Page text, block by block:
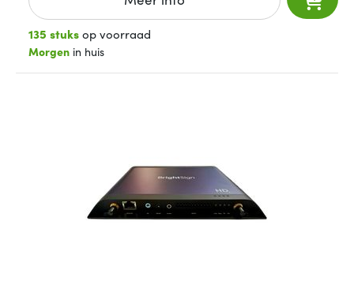
135 stuksop voorraad
Morgen in huis